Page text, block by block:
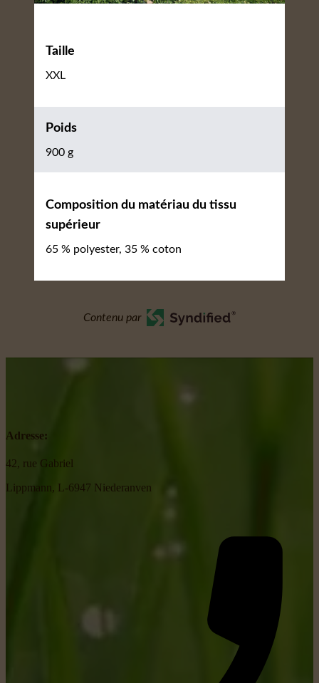
Taille
XXL
Poids
900 g
Composition du matériau du tissu
supérieur
65 % polyester, 35 % coton
Contenu par
Adresse:
42, rue Gabriel
Lippmann, L-6947 Niederanven